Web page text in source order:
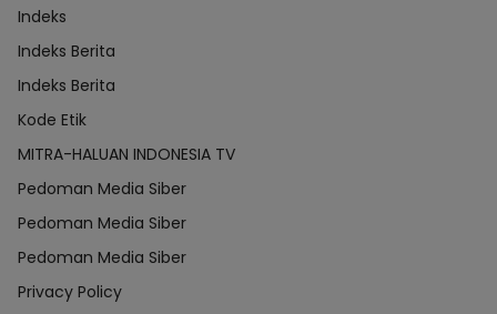
Indeks
Indeks Berita
Indeks Berita
Kode Etik
MITRA-HALUAN INDONESIA TV
Pedoman Media Siber
Pedoman Media Siber
Pedoman Media Siber
Privacy Policy